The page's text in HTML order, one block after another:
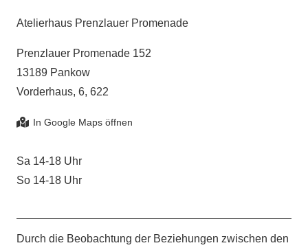
Atelierhaus Prenzlauer Promenade
Prenzlauer Promenade 152
13189 Pankow
Vorderhaus, 6, 622
Sa 14-18 Uhr
So 14-18 Uhr
Durch die Beobachtung der Beziehungen zwischen den